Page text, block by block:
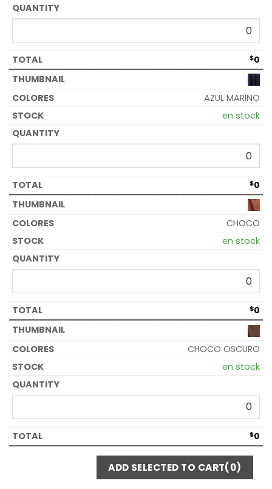
$0
AZUL MARINO
en stock
$0
CHOCO
en stock
$0
CHOCO OSCURO
en stock
$0
ADD SELECTED TO CART(0)